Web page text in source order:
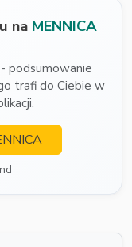
na MENNICA
podsumowanie
trafi do Ciebie w